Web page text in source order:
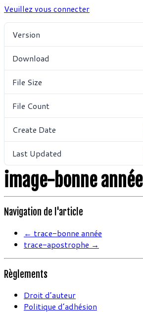
Veuillez vous connecter
Version
Download
File Size
File Count
Create Date
Last Updated
image-bonne année
Navigation de l'article
← trace-bonne année
trace-apostrophe →
Règlements
Droit d’auteur
Politique d’adhésion